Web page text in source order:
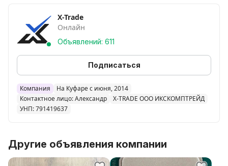
-КАРТА ПОКУПОК 3 месяца
-ЧЕРЕПАХА 8 месяцев
-КРАСНАЯ КАРТА 12 месяцев.
ВНИМАНИЕ!!! Скидка не действует на покупку в
РАССРОЧКУ(товар указан с учётом скидки).
_____________________________________________________________
По всем вопросам:
- Наш телефон в объявлении
даже ночью.
_____________________________________________________________
X-Trade
Онлайн
Объявлений: 611
Подписаться
Компания
На Куфаре с июня, 2014
Контактное лицо: Александр
X-TRADE ООО ИКСКОМПТРЕЙД
УНП: 791419637
Другие объявления компании